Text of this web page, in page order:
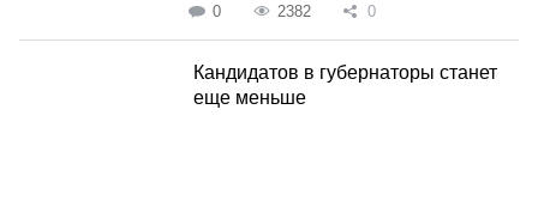
0 2382 0
Кандидатов в губернаторы станет
еще меньше